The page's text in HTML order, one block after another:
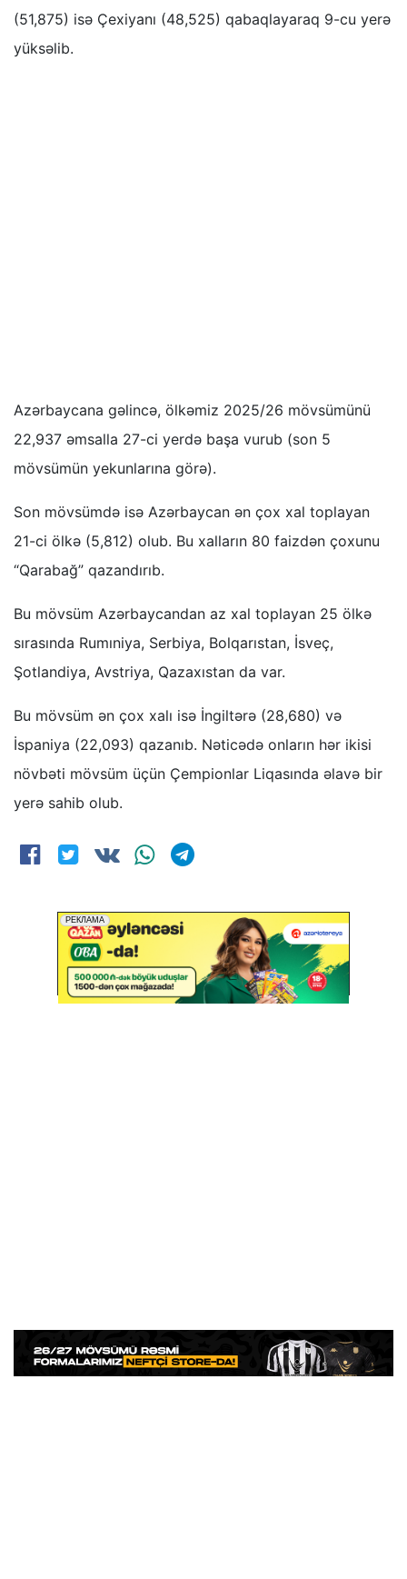
(51,875) isə Çexiyanı (48,525) qabaqlayaraq 9-cu yerə
yüksəlib.
Azərbaycana gəlincə, ölkəmiz 2025/26 mövsümünü
22,937 əmsalla 27-ci yerdə başa vurub (son 5
mövsümün yekunlarına görə).
Son mövsümdə isə Azərbaycan ən çox xal toplayan
21-ci ölkə (5,812) olub. Bu xalların 80 faizdən çoxunu
“Qarabağ” qazandırıb.
Bu mövsüm Azərbaycandan az xal toplayan 25 ölkə
sırasında Rumıniya, Serbiya, Bolqarıstan, İsveç,
Şotlandiya, Avstriya, Qazaxıstan da var.
Bu mövsüm ən çox xalı isə İngiltərə (28,680) və
İspaniya (22,093) qazanıb. Nəticədə onların hər ikisi
növbəti mövsüm üçün Çempionlar Liqasında əlavə bir
yerə sahib olub.